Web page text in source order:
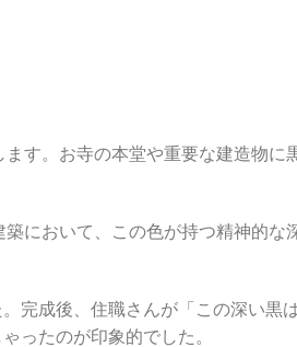
す。お寺の本堂や重要な建造物に
において、この色が持つ精神的な
完成後、住職さんが「この深い黒
ったのが印象的でした。